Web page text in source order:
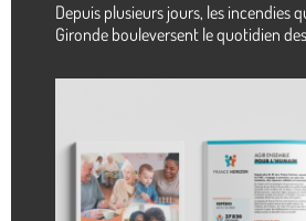
Depuis plusieurs jours, les incendies
Gironde bouleversent le quotidien